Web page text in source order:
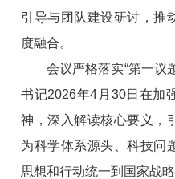
引导与团队建设研讨，推
度融合。
会议严格落实“第一议
书记2026年4月30日在加
神，深入解读核心要义，
为科学体系源头、科技问
思想和行动统一到国家战略